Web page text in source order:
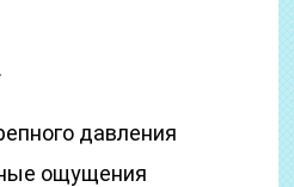
давления
ощущения